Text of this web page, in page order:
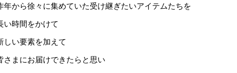
年から徐々に集めていた受け継ぎたいアイテムたちを
い時間をかけて
しい要素を加えて
さまにお届けできたらと思い